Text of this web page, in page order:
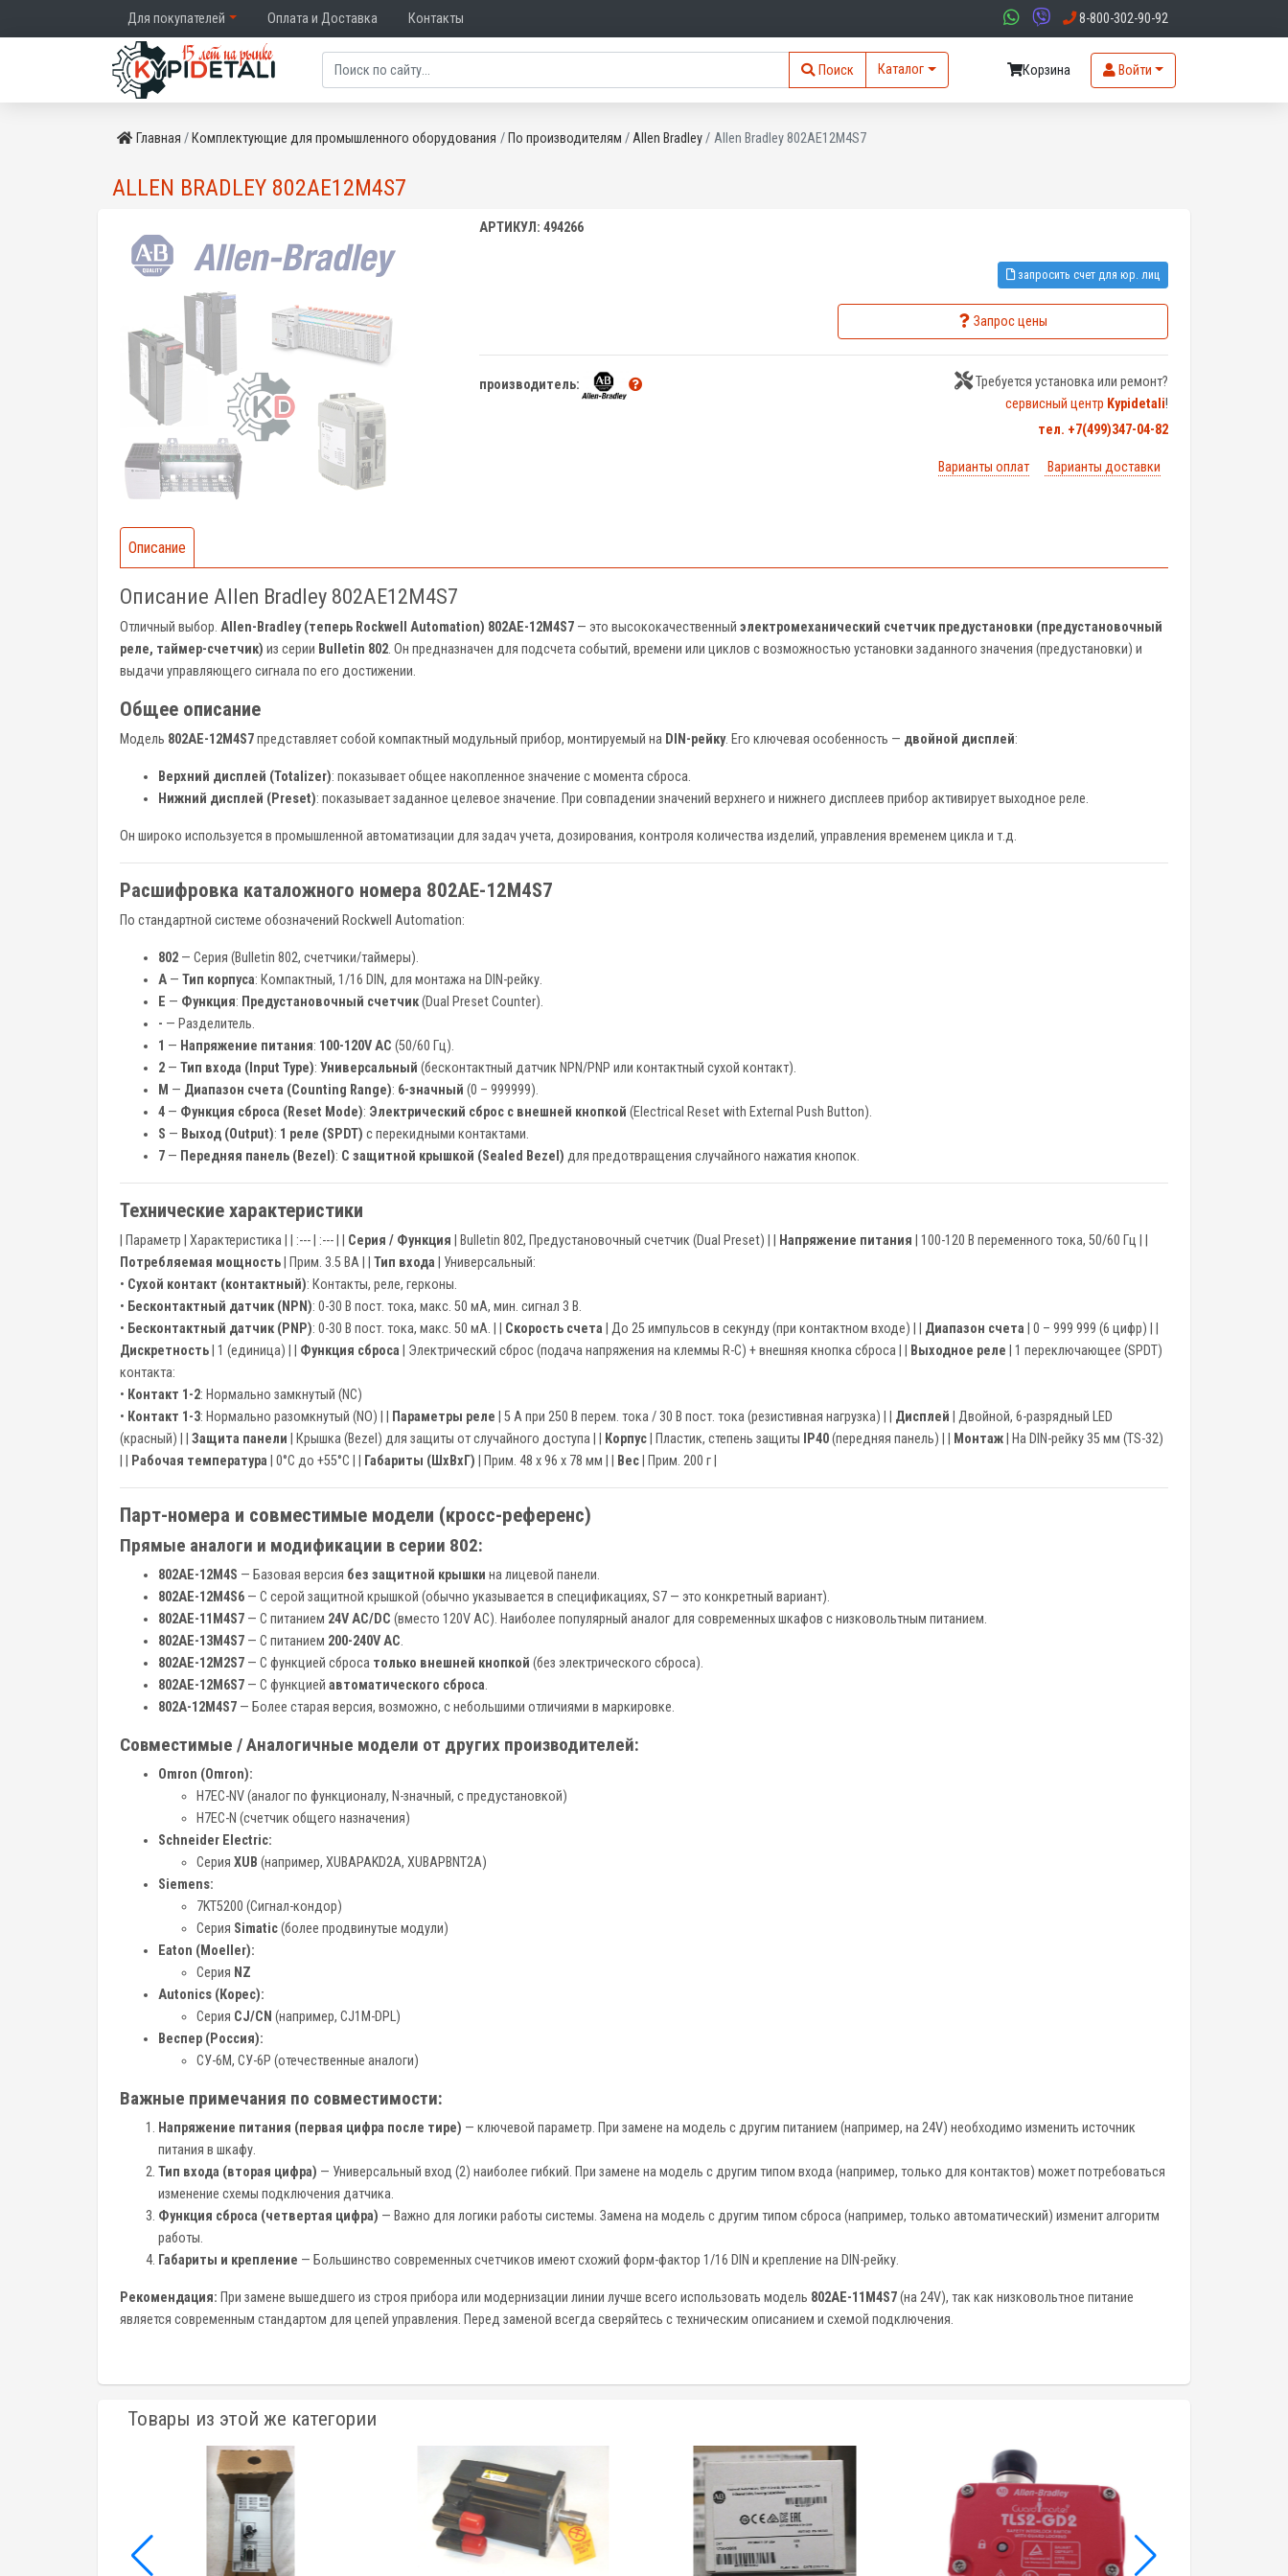
Для покупателей Оплата и Доставка Контакты 8-800-302-90-92
Поиск Каталог Корзина Войти
Главная Комплектующие для промышленного оборудования По производителям Allen Bradley Allen Bradley 802AE12M4S7
ALLEN BRADLEY 802AE12M4S7
АРТИКУЛ: 494266
запросить счет для юр. лиц
Запрос цены
производитель:
Требуется установка или ремонт?
сервисный центр Kypidetali!
тел. +7(499)347-04-82
Варианты оплат Варианты доставки
Описание
Описание Allen Bradley 802AE12M4S7
Отличный выбор. Allen-Bradley (теперь Rockwell Automation) 802AE-12M4S7 — это высококачественный электромеханический счетчик предустановки (предустановочный
реле, таймер-счетчик) из серии Bulletin 802. Он предназначен для подсчета событий, времени или циклов с возможностью установки заданного значения (предустановки) и
выдачи управляющего сигнала по его достижении.
Общее описание
Модель 802AE-12M4S7представляет собой компактный модульный прибор, монтируемый на DIN-рейку. Его ключевая особенность — двойной дисплей:
Верхний дисплей (Totalizer): показывает общее накопленное значение с момента сброса.
Нижний дисплей (Preset): показывает заданное целевое значение. При совпадении значений верхнего и нижнего дисплеев прибор активирует выходное реле.
Он широко используется в промышленной автоматизации для задач учета, дозирования, контроля количества изделий, управления временем цикла и т.д.
Расшифровка каталожного номера 802AE-12M4S7
По стандартной системе обозначений Rockwell Automation:
802 — Серия (Bulletin 802, счетчики/таймеры).
A — Тип корпуса: Компактный, 1/16 DIN, для монтажа на DIN-рейку.
E — Функция: Предустановочный счетчик(Dual Preset Counter).
- — Разделитель.
1 — Напряжение питания: 100-120V AC (50/60 Гц).
2 — Тип входа (Input Type): Универсальный (бесконтактный датчик NPN/PNP или контактный сухой контакт).
M — Диапазон счета (Counting Range): 6-значный (0 – 999999).
4 — Функция сброса (Reset Mode): Электрический сброс с внешней кнопкой (Electrical Reset with External Push Button).
S — Выход (Output): 1 реле (SPDT) с перекидными контактами.
7 — Передняя панель (Bezel): С защитной крышкой (Sealed Bezel) для предотвращения случайного нажатия кнопок.
Технические характеристики
| Параметр | Характеристика | | :--- | :--- | | Серия / Функция | Bulletin 802, Предустановочный счетчик (Dual Preset) | | Напряжение питания | 100-120 В переменного тока, 50/60 Гц | |
Потребляемая мощность | Прим. 3.5 ВА | | Тип входа | Универсальный:
• Сухой контакт (контактный): Контакты, реле, герконы.
• Бесконтактный датчик (NPN): 0-30 В пост. тока, макс. 50 мА, мин. сигнал 3 В.
• Бесконтактный датчик (PNP): 0-30 В пост. тока, макс. 50 мА. | | Скорость счета | До 25 импульсов в секунду (при контактном входе) | | Диапазон счета | 0 – 999 999 (6 цифр) | |
Дискретность | 1 (единица) | | Функция сброса | Электрический сброс (подача напряжения на клеммы R-C) + внешняя кнопка сброса | | Выходное реле | 1 переключающее (SPDT)
контакта:
• Контакт 1-2: Нормально замкнутый (NC)
• Контакт 1-3: Нормально разомкнутый (NO) | | Параметры реле | 5 А при 250 В перем. тока / 30 В пост. тока (резистивная нагрузка) | | Дисплей | Двойной, 6-разрядный LED
(красный) | | Защита панели | Крышка (Bezel) для защиты от случайного доступа | | Корпус | Пластик, степень защиты IP40(передняя панель) | | Монтаж | На DIN-рейку 35 мм (TS-32)
Рабочая температура | 0°C до +55°C | | Габариты (ШxВxГ) | Прим. 48 x 96 x 78 мм | | Вес | Прим. 200 г |
Парт-номера и совместимые модели (кросс-референс)
Прямые аналоги и модификации в серии 802:
802AE-12M4S — Базовая версия без защитной крышки на лицевой панели.
802AE-12M4S6 — С серой защитной крышкой (обычно указывается в спецификациях, S7 — это конкретный вариант).
802AE-11M4S7 — С питанием 24V AC/DC (вместо 120V AC). Наиболее популярный аналог для современных шкафов с низковольтным питанием.
802AE-13M4S7 — С питанием 200-240V AC.
802AE-12M2S7 — С функцией сброса только внешней кнопкой (без электрического сброса).
802AE-12M6S7 — С функцией автоматического сброса.
802A-12M4S7 — Более старая версия, возможно, с небольшими отличиями в маркировке.
Совместимые / Аналогичные модели от других производителей:
Omron (Omron):
H7EC-NV (аналог по функционалу, N-значный, с предустановкой)
H7EC-N (счетчик общего назначения)
Schneider Electric:
Серия XUB (например, XUBAPAKD2A, XUBAPBNT2A)
Siemens:
7KT5200 (Сигнал-кондор)
Серия Simatic(более продвинутые модули)
Eaton (Moeller):
Серия NZ
Autonics (Корес):
Серия CJ/CN (например, CJ1M-DPL)
Веспер (Россия):
СУ-6М, СУ-6Р (отечественные аналоги)
Важные примечания по совместимости:
Напряжение питания (первая цифра после тире) — ключевой параметр. При замене на модель с другим питанием (например, на 24V) необходимо изменить источник
питания в шкафу.
Тип входа (вторая цифра) — Универсальный вход (2) наиболее гибкий. При замене на модель с другим типом входа (например, только для контактов) может потребоваться
изменение схемы подключения датчика.
Функция сброса (четвертая цифра) — Важно для логики работы системы. Замена на модель с другим типом сброса (например, только автоматический) изменит алгоритм
работы.
Габариты и крепление — Большинство современных счетчиков имеют схожий форм-фактор 1/16 DIN и крепление на DIN-рейку.
Рекомендация: При замене вышедшего из строя прибора или модернизации линии лучше всего использовать модель 802AE-11M4S7(на 24V), так как низковольтное питание
является современным стандартом для цепей управления. Перед заменой всегда сверяйтесь с техническим описанием и схемой подключения.
Товары из этой же категории